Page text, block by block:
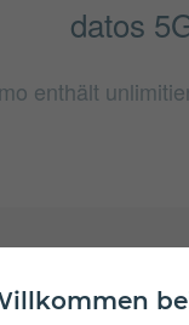
datos
enthält